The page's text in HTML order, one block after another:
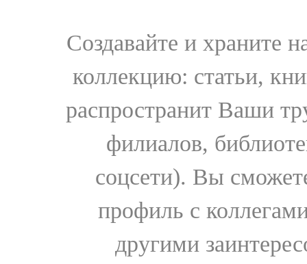
Создавайте и храните
коллекцию: статьи,
распространит Ваши
филиалов,
соцсети). Вы
профиль с
другими